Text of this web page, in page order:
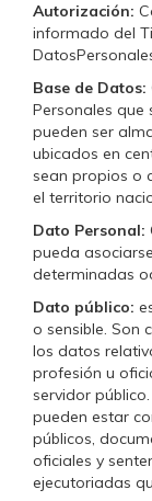
Autorización:
informado del
Base de Datos:
Personales que
pueden ser
ubicados en
sean propios o
el territorio
Dato Personal:
pueda
determinadas
Dato público:
o sensible. Son
los datos
profesión u
servidor
pueden estar
públicos,
oficiales y
ejecutoriadas